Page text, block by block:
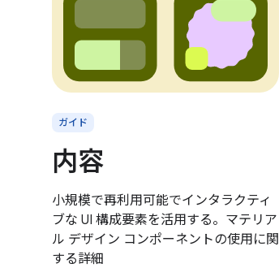
ガイド
内容
小規模で再利用可能でインタラクティ
ブな UI 構成要素を活用する。マテリア
ル デザイン コンポーネントの使用に関
する詳細